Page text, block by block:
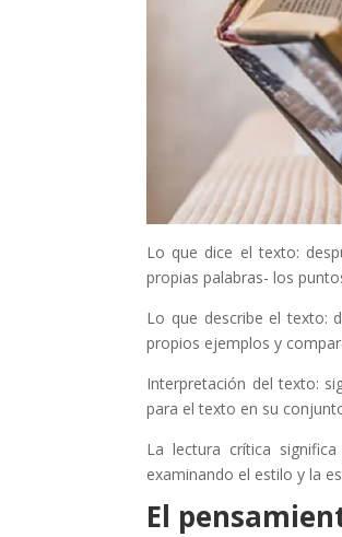
Lo que dice el texto:
propias palabras- los
Lo que describe el texto:
propios ejemplos y
Interpretación del texto:
para el texto en su
La lectura crítica
examinando el estilo y la
El